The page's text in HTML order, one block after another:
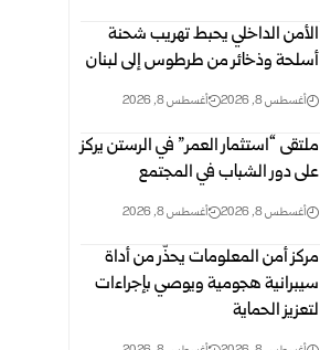
الأمن الداخلي يحبط تهريب شحنة
أسلحة وذخائر من طرطوس إلى لبنان
أغسطس 8, 2026 أغسطس 8, 2026
ملتقى “استثمار العمر” في الرستن يركز
على دور الشباب في المجتمع
أغسطس 8, 2026 أغسطس 8, 2026
مركز أمن المعلومات يحذّر من أداة
سيبرانية هجومية ويوصي بإجراءات
‏لتعزيز الحماية ‏